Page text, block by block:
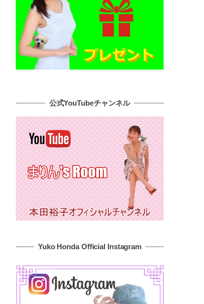
公式YouTubeチャンネル
Yuko Honda Official Instagram